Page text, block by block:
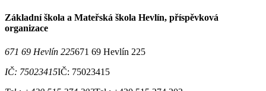
Základní škola a Mateřská škola Hevlín, příspěvková
organizace
671 69 Hevlín 225671 69 Hevlín 225
IČ: 75023415IČ: 75023415